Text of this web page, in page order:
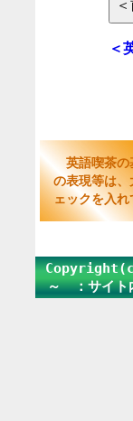
＜
英語喫茶の
の表現等は
ェックを入れ
Copyright(c)
～ ：サイト